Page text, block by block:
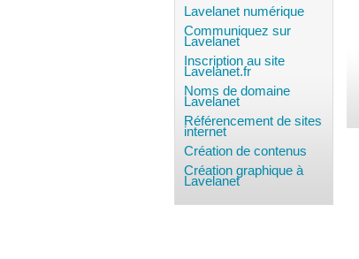
Lavelanet numérique
Communiquez sur
Lavelanet
Inscription au site
Lavelanet.fr
Noms de domaine
Lavelanet
Référencement de sites
internet
Création de contenus
Création graphique à
Lavelanet